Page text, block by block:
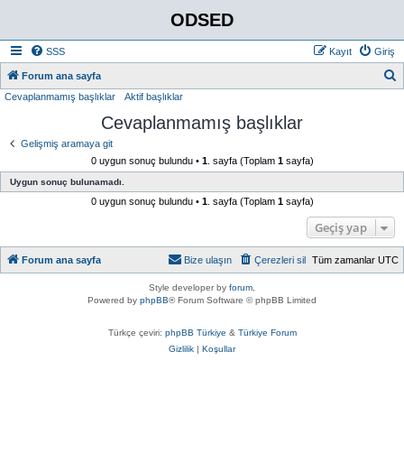
ODSED
SSS Giriş
Kayıt
Forum ana sayfa
Cevaplanmamış başlıklar Aktif başlıklar
Cevaplanmamış başlıklar
Gelişmiş aramaya git
0 uygun sonuç bulundu • 1. sayfa (Toplam 1sayfa)
Uygun sonuç bulunamadı.
0 uygun sonuç bulundu • 1. sayfa (Toplam 1sayfa)
Geçiş yap
Forum ana sayfa Tüm zamanlar UTC
Çerezleri sil
Bize ulaşın
Style developer by forum
Powered by phpBB® Forum Software © phpBB Limited
Türkçe çeviri: phpBB Türkiye & Türkiye Forum
Gizlilik | Koşullar